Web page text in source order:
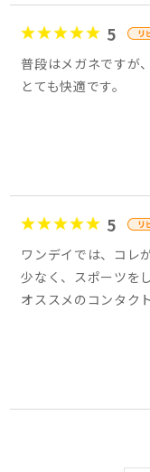
5
普段はメガネですが
とても快適です。
5
ワンデイでは、コレ
少なく、スポーツを
オススメのコンタク